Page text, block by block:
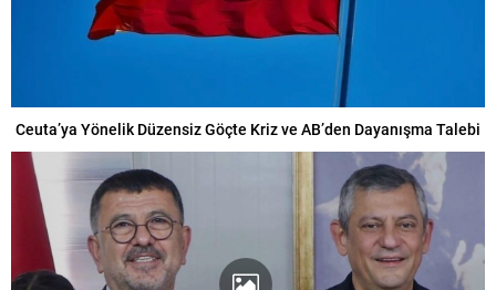
Ceuta’ya Yönelik Düzensiz Göçte Kriz ve AB’den Dayanışma Talebi